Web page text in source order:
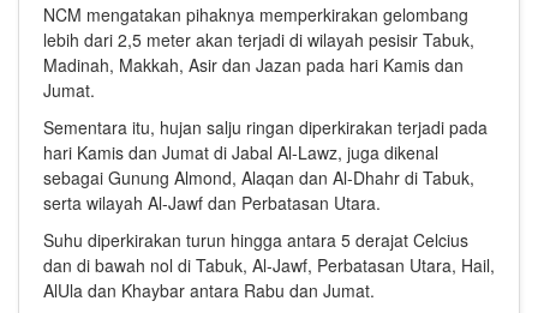
NCM mengatakan pihaknya memperkirakan gelombang
lebih dari 2,5 meter akan terjadi di wilayah pesisir Tabuk,
Madinah, Makkah, Asir dan Jazan pada hari Kamis dan
Jumat.
Sementara itu, hujan salju ringan diperkirakan terjadi pada
hari Kamis dan Jumat di Jabal Al-Lawz, juga dikenal
sebagai Gunung Almond, Alaqan dan Al-Dhahr di Tabuk,
serta wilayah Al-Jawf dan Perbatasan Utara.
Suhu diperkirakan turun hingga antara 5 derajat Celcius
dan di bawah nol di Tabuk, Al-Jawf, Perbatasan Utara, Hail,
AlUla dan Khaybar antara Rabu dan Jumat.